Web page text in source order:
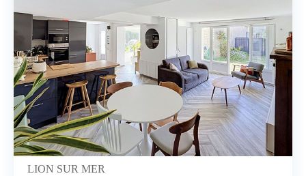
LION SUR MER